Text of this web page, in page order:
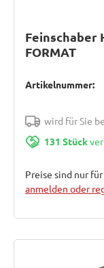
Feinschaber
FORMAT
Artikelnummer:
wird für Sie
131 Stück
Preise sind nur
anmelden oder